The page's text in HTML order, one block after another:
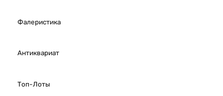
Фалеристика
Антиквариат
Топ-Лоты